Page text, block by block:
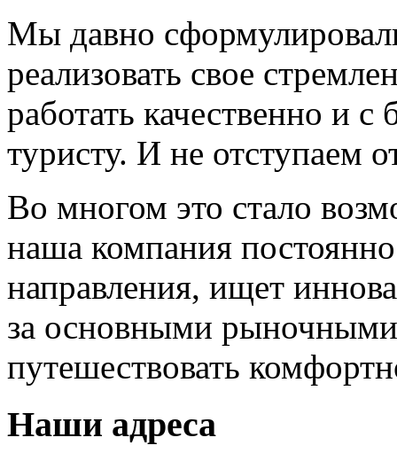
Мы давно
реализовать свое
работать качественно и
туристу. И не отступаем
Во многом это стало
наша компания
направления, ищет
за основными
путешествовать
Наши адреса